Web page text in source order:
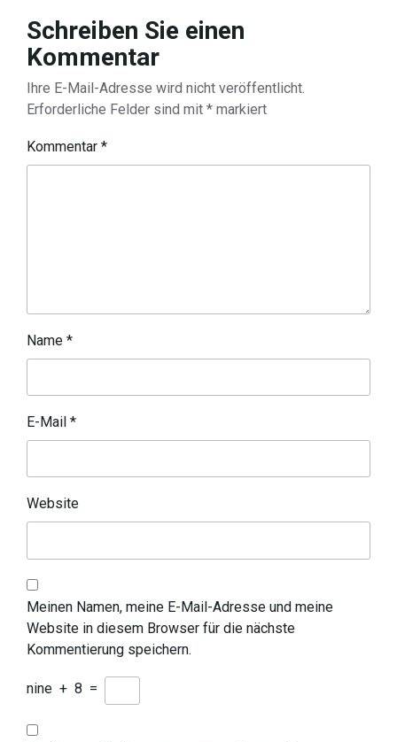
Schreiben Sie einen
Kommentar
Ihre E-Mail-Adresse wird nicht veröffentlicht.
Erforderliche Felder sind mit * markiert
Kommentar *
Name *
E-Mail *
Website
Meinen Namen, meine E-Mail-Adresse und meine
Website in diesem Browser für die nächste
Kommentierung speichern.
nine + 8 =